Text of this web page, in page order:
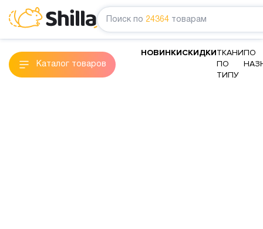
Поиск по 24364 товарам
Каталог товаров
НОВИНКИСКИДКИТКАНИ
ПО
ТИПУ
ПО